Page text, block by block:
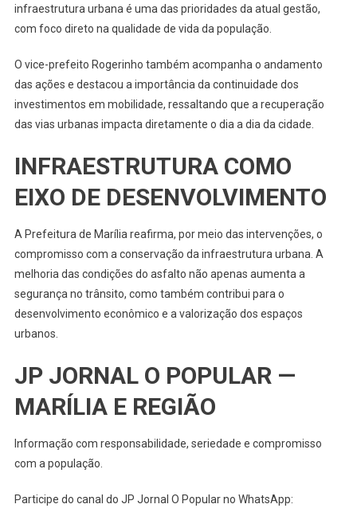
infraestrutura urbana é uma das prioridades da atual gestão,
com foco direto na qualidade de vida da população.
O vice-prefeito Rogerinho também acompanha o andamento
das ações e destacou a importância da continuidade dos
investimentos em mobilidade, ressaltando que a recuperação
das vias urbanas impacta diretamente o dia a dia da cidade.
INFRAESTRUTURA COMO
EIXO DE DESENVOLVIMENTO
A Prefeitura de Marília reafirma, por meio das intervenções, o
compromisso com a conservação da infraestrutura urbana. A
melhoria das condições do asfalto não apenas aumenta a
segurança no trânsito, como também contribui para o
desenvolvimento econômico e a valorização dos espaços
urbanos.
JP JORNAL O POPULAR —
MARÍLIA E REGIÃO
Informação com responsabilidade, seriedade e compromisso
com a população.
Participe do canal do JP Jornal O Popular no WhatsApp: